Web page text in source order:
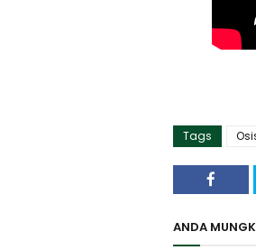
Tags
ANDA